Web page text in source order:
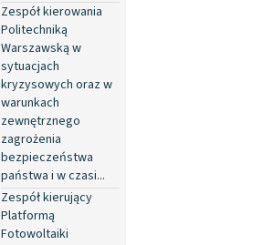
Zespół kierowania
Politechniką
Warszawską w
sytuacjach
kryzysowych oraz w
warunkach
zewnętrznego
zagrożenia
bezpieczeństwa
państwa i w czasi...
Zespół kierujący
Platformą
Fotowoltaiki